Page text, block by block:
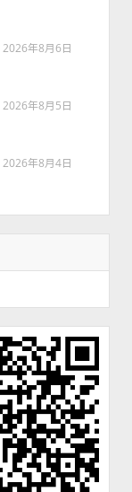
2026年8月6日
2026年8月5日
2026年8月4日